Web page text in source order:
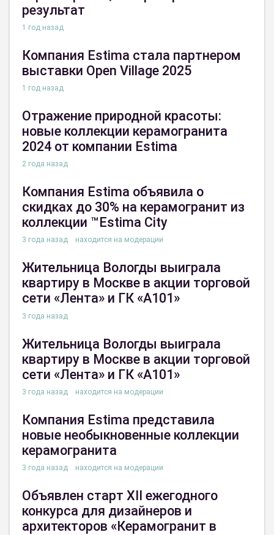
результат
1 год назад
Компания Estima стала партнером
выставки Open Village 2025
1 год назад
Отражение природной красоты:
новые коллекции керамогранита
2024 от компании Estima
2 года назад
Компания Estima объявила о
скидках до 30% на керамогранит из
коллекции ™Estima City
3 года назад находится на модерации
Жительница Вологды выиграла
квартиру в Москве в акции торговой
сети «Лента» и ГК «А101»
3 года назад
Жительница Вологды выиграла
квартиру в Москве в акции торговой
сети «Лента» и ГК «А101»
3 года назад находится на модерации
Компания Estima представила
новые необыкновенные коллекции
керамогранита
3 года назад находится на модерации
Объявлен старт XII ежегодного
конкурса для дизайнеров и
архитекторов «Керамогранит в